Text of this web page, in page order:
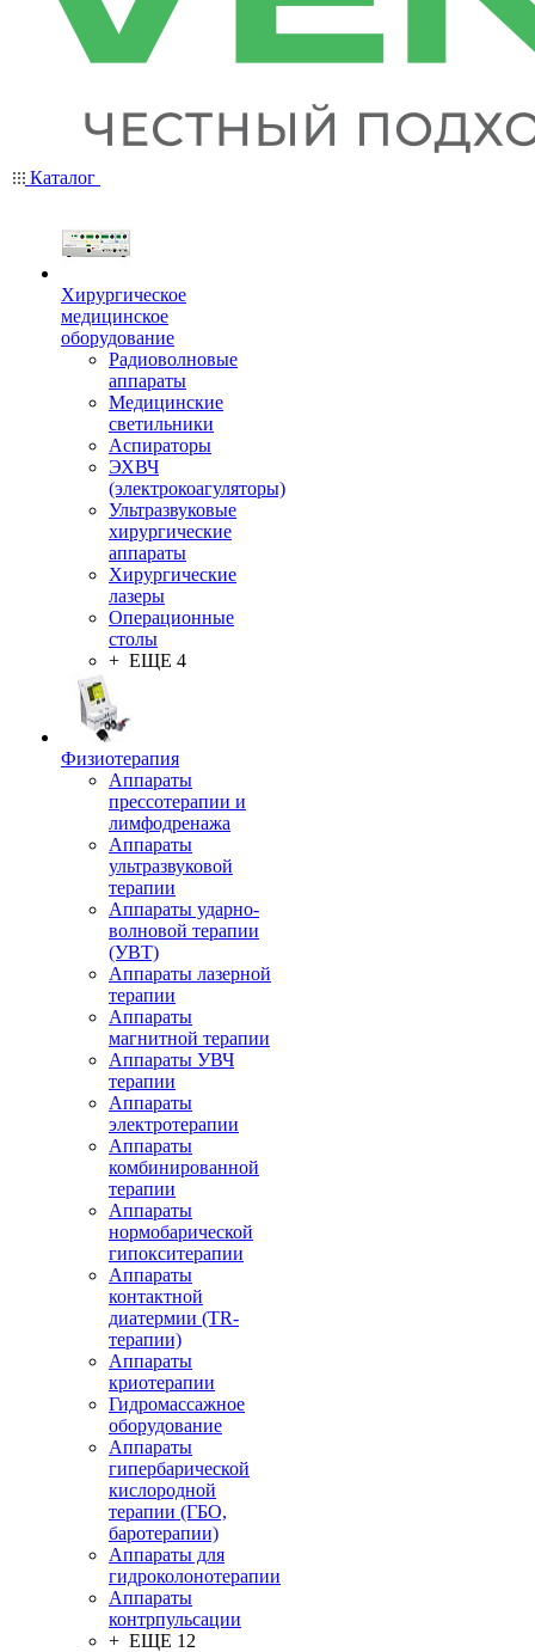
Каталог
Хирургическое
медицинское
оборудование
Радиоволновые
аппараты
Медицинские
светильники
Аспираторы
ЭХВЧ
(электрокоагуляторы)
Ультразвуковые
хирургические
аппараты
Хирургические
лазеры
Операционные
столы
+ ЕЩЕ 4
Физиотерапия
Аппараты
прессотерапии и
лимфодренажа
Аппараты
ультразвуковой
терапии
Аппараты ударно-
волновой терапии
(УВТ)
Аппараты лазерной
терапии
Аппараты
магнитной терапии
Аппараты УВЧ
терапии
Аппараты
электротерапии
Аппараты
комбинированной
терапии
Аппараты
нормобарической
гипокситерапии
Аппараты
контактной
диатермии (TR-
терапии)
Аппараты
криотерапии
Гидромассажное
оборудование
Аппараты
гипербарической
кислородной
терапии (ГБО,
баротерапии)
Аппараты для
гидроколонотерапии
Аппараты
контрпульсации
+ ЕЩЕ 12